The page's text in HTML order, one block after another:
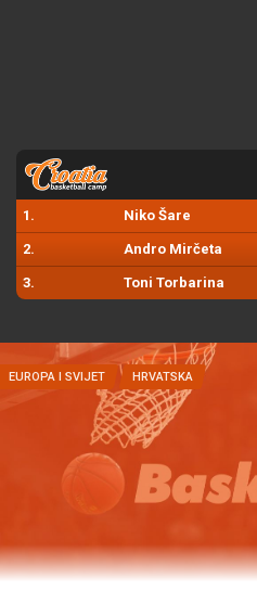
1. Niko Šare
2. Andro Mirčeta
3. Toni Torbarina
EUROPA I SVIJET HRVATSKA